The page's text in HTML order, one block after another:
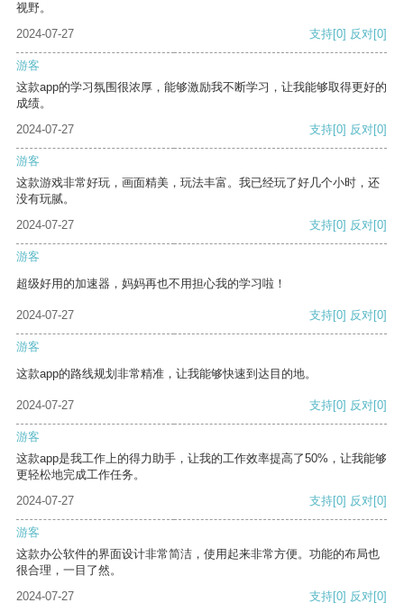
视野。
2024-07-27
支持[0] 反对[0]
游客
这款app的学习氛围很浓厚，能够激励我不断学习，让我能够取得更好的
成绩。
2024-07-27
支持[0] 反对[0]
游客
这款游戏非常好玩，画面精美，玩法丰富。我已经玩了好几个小时，还
没有玩腻。
2024-07-27
支持[0] 反对[0]
游客
超级好用的加速器，妈妈再也不用担心我的学习啦！
2024-07-27 支持[0] 反对[0]
游客
这款app的路线规划非常精准，让我能够快速到达目的地。
2024-07-27 支持[0] 反对[0]
游客
这款app是我工作上的得力助手，让我的工作效率提高了50%，让我能够
更轻松地完成工作任务。
2024-07-27
支持[0] 反对[0]
游客
这款办公软件的界面设计非常简洁，使用起来非常方便。功能的布局也
很合理，一目了然。
2024-07-27
支持[0] 反对[0]